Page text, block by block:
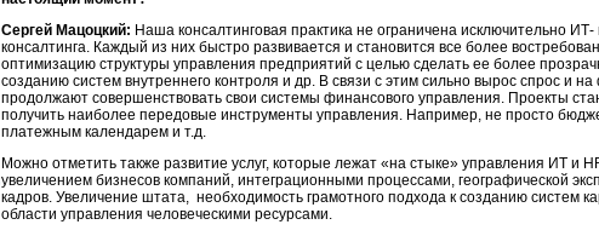
Сергей Мацоцкий: Наша консалтинговая практика не ограничена исключительно
консалтинга. Каждый из них быстро развивается и становится все более
оптимизацию структуры управления предприятий с целью сделать ее более
созданию систем внутреннего контроля и др. В связи с этим сильно вырос спрос и
продолжают совершенствовать свои системы финансового управления. Проекты
получить наиболее передовые инструменты управления. Например, не просто
платежным календарем и т.д.
Можно отметить также развитие услуг, которые лежат «на стыке» управления ИТ и
увеличением бизнесов компаний, интеграционными процессами, географической
кадров. Увеличение штата, необходимость грамотного подхода к созданию систем
области управления человеческими ресурсами.